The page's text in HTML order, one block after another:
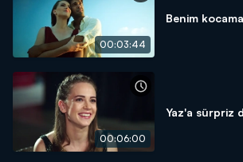
00:03:44
Benim
00:06:00
Yaz'a sürpriz